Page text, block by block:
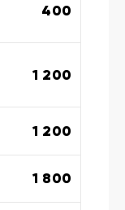
400
1 200
1 200
1 800